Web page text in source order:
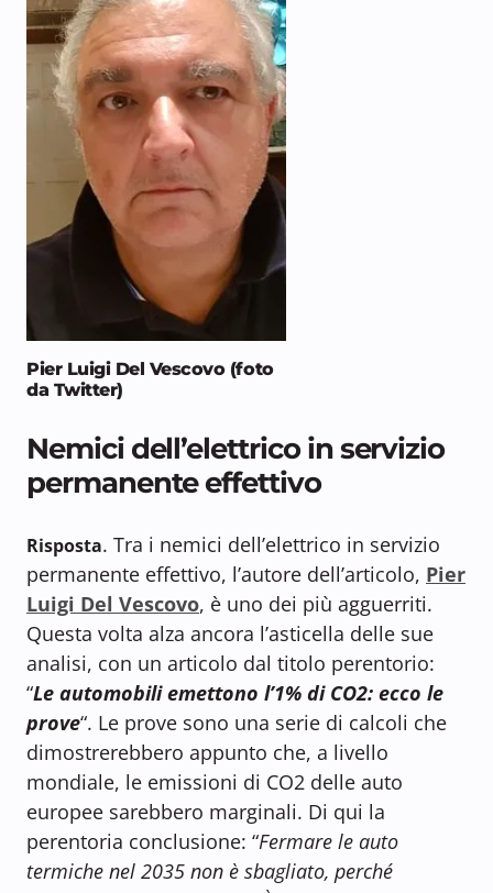
Pier Luigi Del Vescovo (foto
da Twitter)
Nemici dell’elettrico in servizio
permanente effettivo
Risposta. Tra i nemici dell’elettrico in servizio
permanente effettivo, l’autore dell’articolo, Pier
Luigi Del Vescovo, è uno dei più agguerriti.
Questa volta alza ancora l’asticella delle sue
analisi, con un articolo dal titolo perentorio:
“Le automobili emettono l’1% di CO2: ecco le
prove“. Le prove sono una serie di calcoli che
dimostrerebbero appunto che, a livello
mondiale, le emissioni di CO2 delle auto
europee sarebbero marginali. Di qui la
perentoria conclusione: “Fermare le auto
termiche nel 2035 non è sbagliato, perché